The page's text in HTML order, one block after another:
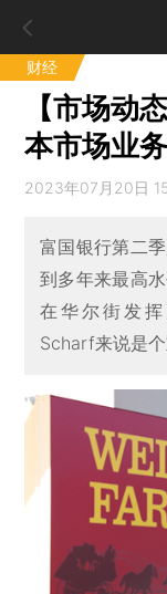
财经
【市场动
本市场业
2023年07月20日
富国银行第二
到多年来最高
在华尔街发
Scharf来说是